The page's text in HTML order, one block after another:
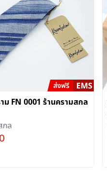
ม FN 0001 ร้านครามสกล
กล